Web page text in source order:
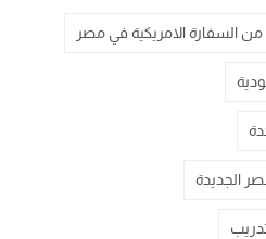
السفارة الامريكية في مصر
الجديدة